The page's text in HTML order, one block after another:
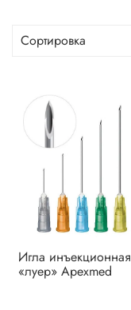
Игла инъекционная
«луeр» Apexmed